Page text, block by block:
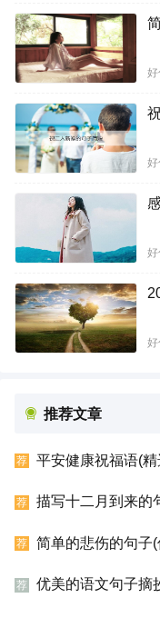
好
好
好
好
推荐文章
荐 平安健康祝福语(
荐 描写十二月到来的
荐 简单的悲伤的句子
荐 优美的语文句子摘